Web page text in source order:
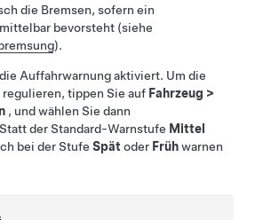
die Bremsen, sofern ein
bevorsteht (siehe
).
Auffahrwarnung aktiviert. Um die
tippen Sie auf Fahrzeug >
, und wählen Sie dann
der Standard-Warnstufe Mittel
bei der Stufe Spät oder Frühwarnen